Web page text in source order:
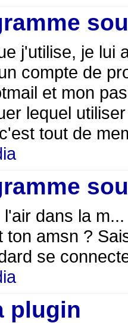
j'utilise, je lui
compte de
et mon
lequel
tout de
dans la
ton amsn ?
se
plugin